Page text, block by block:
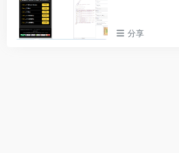
分享